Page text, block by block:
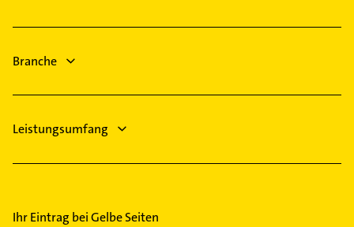
Physiotherapie
Branche
Leistungsumfang
Ihr Eintrag bei Gelbe Seiten